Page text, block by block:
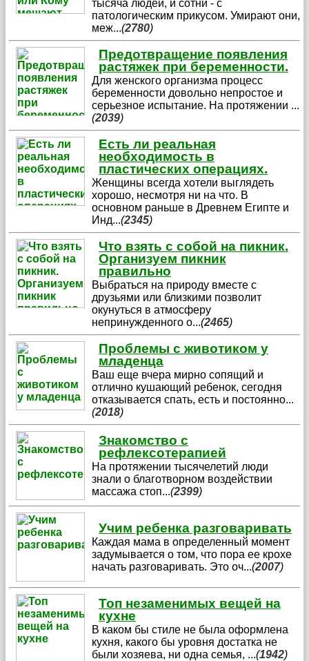
тысяча людей, и сотни - с
патологическим прикусом. Умирают они,
меж...(2780)
Предотвращение появления
растяжек при беременности.
Для женского организма процесс
беременности довольно непростое и
серьезное испытание. На протяжении ...
(2039)
Есть ли реальная
необходимость в
пластических операциях.
Женщины всегда хотели выглядеть
хорошо, несмотря ни на что. В
основном раньше в Древнем Египте и
Инд...(2345)
Что взять с собой на пикник.
Организуем пикник
правильно
Выбраться на природу вместе с
друзьями или близкими позволит
окунуться в атмосферу
непринужденного о...(2465)
Проблемы с животиком у
младенца
Ваш еще вчера мирно сопящий и
отлично кушающий ребенок, сегодня
отказывается спать, есть и постоянно...
(2018)
Знакомство с
рефлексотерапией
На протяжении тысячелетий люди
знали о благотворном воздействии
массажа стоп...(2399)
Учим ребенка разговаривать
Каждая мама в определенный момент
задумывается о том, что пора ее крохе
начать разговаривать. Это оч...(2007)
Топ незаменимых вещей на
кухне
В каком бы стиле не была оформлена
кухня, какого бы уровня достатка не
были хозяева, ни одна семья, ...(1942)